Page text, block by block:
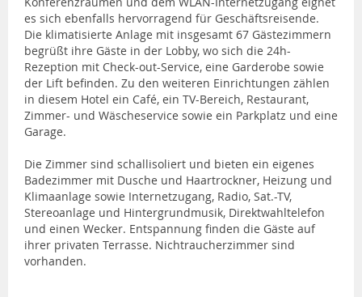
es sich ebenfalls hervorragend für Geschäftsreisende.
Die klimatisierte Anlage mit insgesamt 67 Gästezimmern
begrüßt ihre Gäste in der Lobby, wo sich die 24h-
Rezeption mit Check-out-Service, eine Garderobe sowie
der Lift befinden. Zu den weiteren Einrichtungen zählen
in diesem Hotel ein Café, ein TV-Bereich, Restaurant,
Zimmer- und Wäscheservice sowie ein Parkplatz und eine
Garage.
Die Zimmer sind schallisoliert und bieten ein eigenes
Badezimmer mit Dusche und Haartrockner, Heizung und
Klimaanlage sowie Internetzugang, Radio, Sat.-TV,
Stereoanlage und Hintergrundmusik, Direktwahltelefon
und einen Wecker. Entspannung finden die Gäste auf
ihrer privaten Terrasse. Nichtraucherzimmer sind
vorhanden.